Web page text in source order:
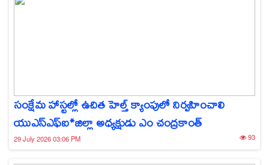
సంక్షేమ హాస్టల్లో ఉచిత హెల్త్ క్యాంపులో నిర్వహించాలి
యుఎస్ఎఫ్ఐ*జిల్లా అధ్యక్షుడు ఎం చంద్రకాంత్
29 July 2026 03:06 PM 93